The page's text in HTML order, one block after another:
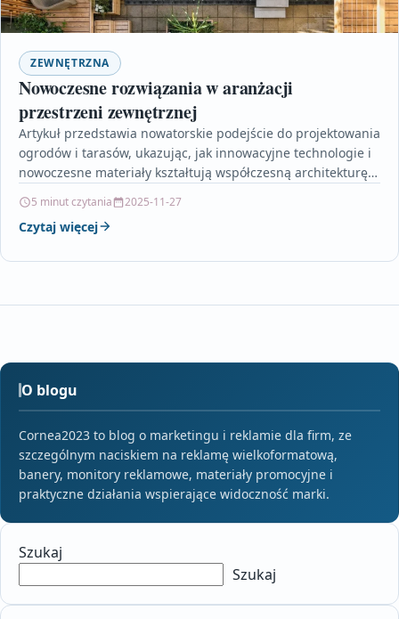
ZEWNĘTRZNA
Nowoczesne rozwiązania w aranżacji
przestrzeni zewnętrznej
Artykuł przedstawia nowatorskie podejście do projektowania
ogrodów i tarasów, ukazując, jak innowacyjne technologie i
nowoczesne materiały kształtują współczesną architekturę
5 minut czytania 2025-11-27
Czytaj więcej
O blogu
Cornea2023 to blog o marketingu i reklamie dla firm, ze
szczególnym naciskiem na reklamę wielkoformatową,
banery, monitory reklamowe, materiały promocyjne i
praktyczne działania wspierające widoczność marki.
Szukaj
Szukaj